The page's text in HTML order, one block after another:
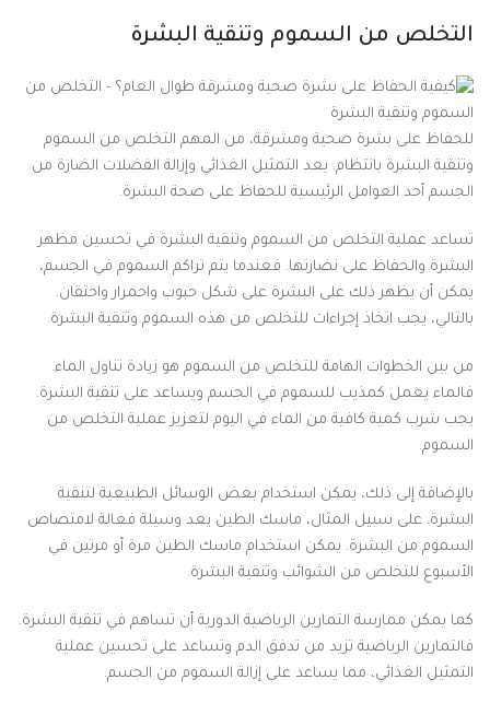
التخلص من السموم وتنقية البشرة
للحفاظ على بشرة صحية ومشرقة، من المهم التخلص من السموم
وتنقية البشرة بانتظام. يعد التمثيل الغذائي وإزالة الفضلات الضارة من
الجسم أحد العوامل الرئيسية للحفاظ على صحة البشرة.
تساعد عملية التخلص من السموم وتنقية البشرة في تحسين مظهر
البشرة والحفاظ على نضارتها. فعندما يتم تراكم السموم في الجسم،
يمكن أن يظهر ذلك على البشرة على شكل حبوب واحمرار واحتقان.
بالتالي، يجب اتخاذ إجراءات للتخلص من هذه السموم وتنقية البشرة.
من بين الخطوات الهامة للتخلص من السموم هو زيادة تناول الماء.
فالماء يعمل كمذيب للسموم في الجسم ويساعد على تنقية البشرة.
يجب شرب كمية كافية من الماء في اليوم لتعزيز عملية التخلص من
السموم.
بالإضافة إلى ذلك، يمكن استخدام بعض الوسائل الطبيعية لتنقية
البشرة. على سبيل المثال، ماسك الطين يعد وسيلة فعالة لامتصاص
السموم من البشرة. يمكن استخدام ماسك الطين مرة أو مرتين في
الأسبوع للتخلص من الشوائب وتنقية البشرة.
كما يمكن ممارسة التمارين الرياضية الدورية أن تساهم في تنقية البشرة.
فالتمارين الرياضية تزيد من تدفق الدم وتساعد على تحسين عملية
التمثيل الغذائي، مما يساعد على إزالة السموم من الجسم.